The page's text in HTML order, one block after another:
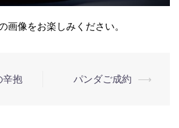
画像をお楽しみください。
辛抱 パンダご成約 ⟶